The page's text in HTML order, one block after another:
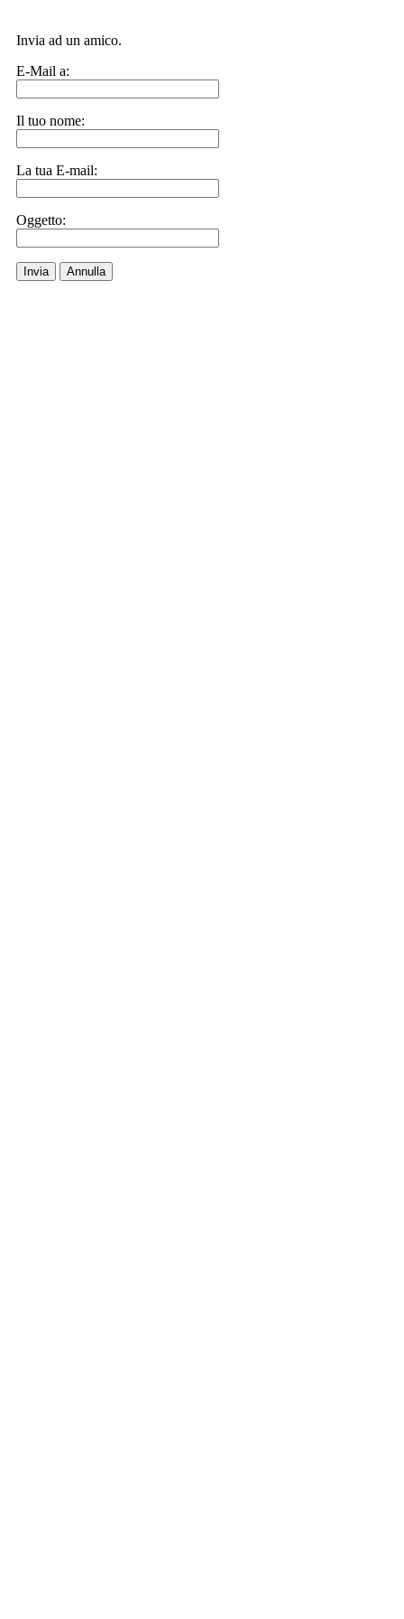
Invia ad un amico.
E-Mail a:
Il tuo nome:
La tua E-mail:
Oggetto:
Invia Annulla